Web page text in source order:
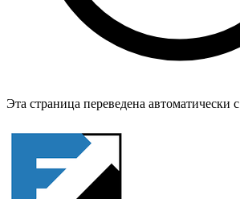
Эта страница переведена автоматически с